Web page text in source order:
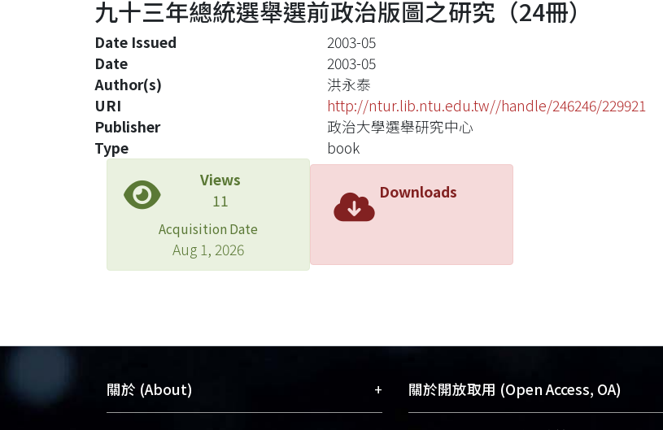
九十三年總統選舉選前政治版圖之研究（24冊）
Date Issued
2003-05
Date
2003-05
Author(s)
洪永泰
URI
http://ntur.lib.ntu.edu.tw//handle/246246/229921
Publisher
政治大學選舉研究中心
Type
book
Views
11
Acquisition Date
Aug 1, 2026
Downloads
關於 (About) + 關於開放取用 (Open Access, OA)